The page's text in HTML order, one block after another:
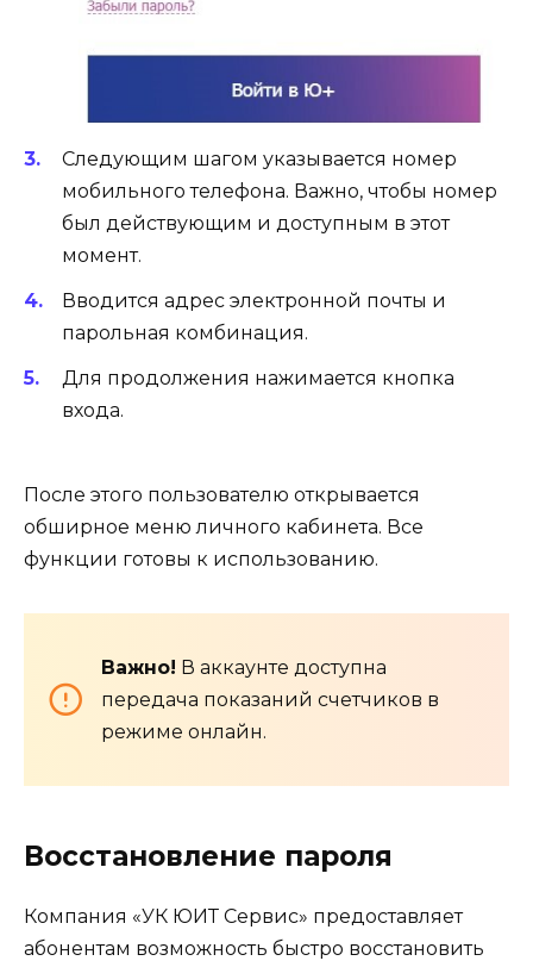
Следующим шагом указывается номер
мобильного телефона. Важно, чтобы номер
был действующим и доступным в этот
момент.
Вводится адрес электронной почты и
парольная комбинация.
Для продолжения нажимается кнопка
входа.
После этого пользователю открывается
обширное меню личного кабинета. Все
функции готовы к использованию.
Важно! В аккаунте доступна
передача показаний счетчиков в
режиме онлайн.
Восстановление пароля
Компания «УК ЮИТ Сервис» предоставляет
абонентам возможность быстро восстановить